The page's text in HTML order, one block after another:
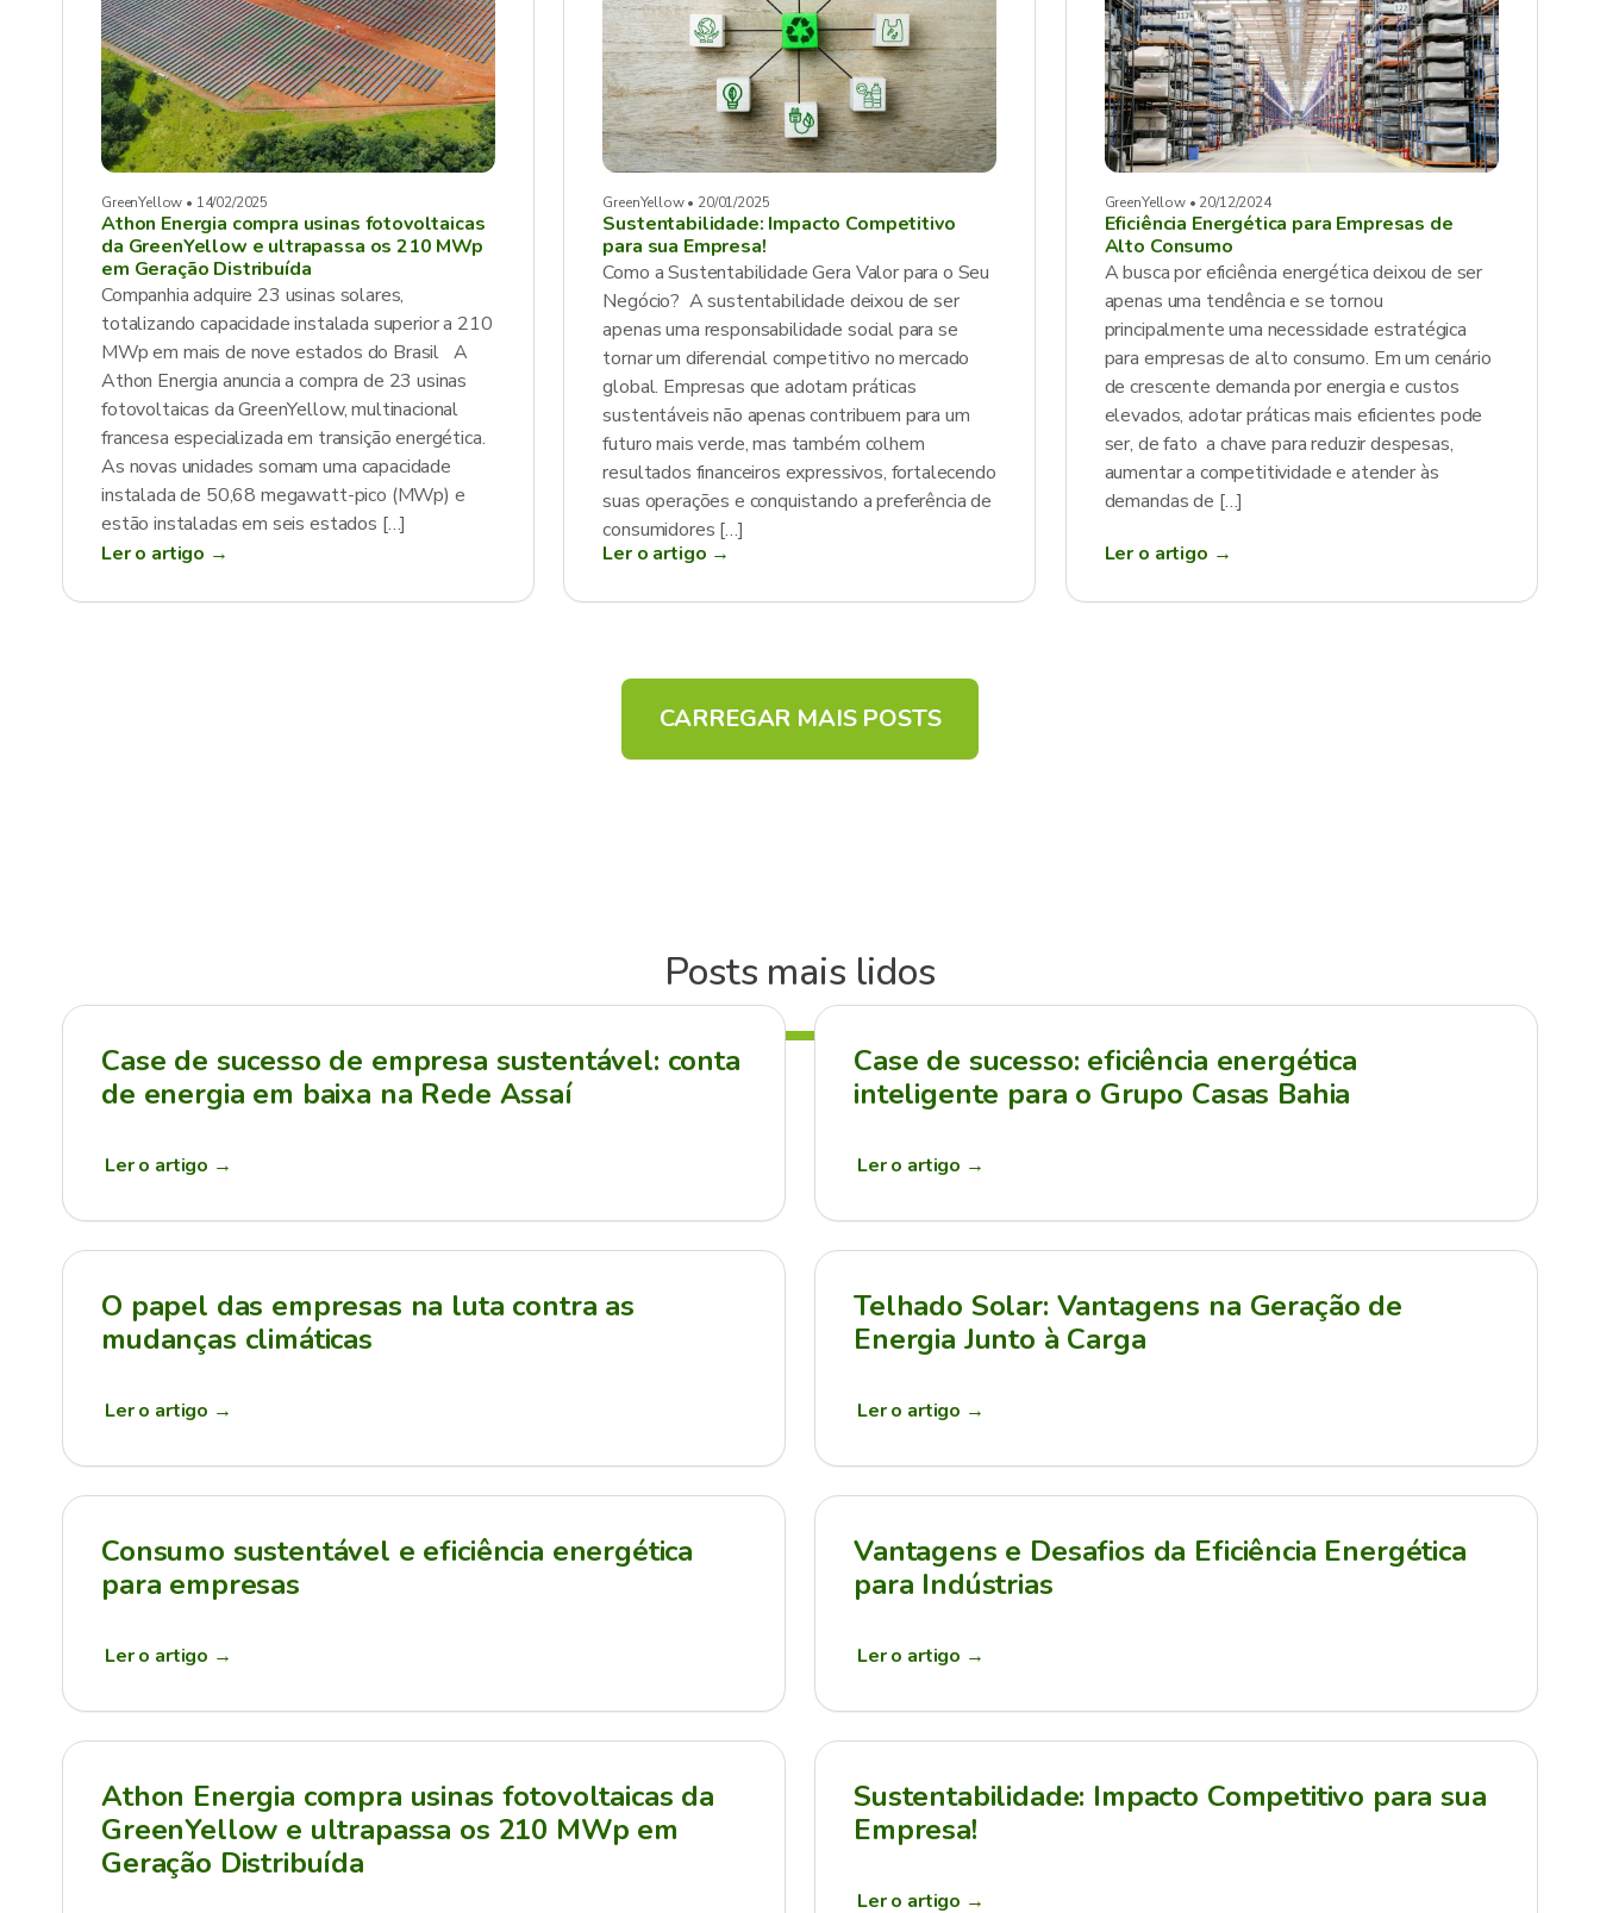
GreenYellow • 14/02/2025
Athon Energia compra usinas fotovoltaicas
da GreenYellow e ultrapassa os 210 MWp
em Geração Distribuída
Companhia adquire 23 usinas solares,
totalizando capacidade instalada superior a 210
MWp em mais de nove estados do Brasil A
Athon Energia anuncia a compra de 23 usinas
fotovoltaicas da GreenYellow, multinacional
francesa especializada em transição energética.
As novas unidades somam uma capacidade
instalada de 50,68 megawatt-pico (MWp) e
estão instaladas em seis estados […]
Ler o artigo →
GreenYellow • 20/01/2025
Sustentabilidade: Impacto Competitivo
para sua Empresa!
Como a Sustentabilidade Gera Valor para o Seu
Negócio? A sustentabilidade deixou de ser
apenas uma responsabilidade social para se
tornar um diferencial competitivo no mercado
global. Empresas que adotam práticas
sustentáveis não apenas contribuem para um
futuro mais verde, mas também colhem
resultados financeiros expressivos, fortalecendo
suas operações e conquistando a preferência de
consumidores […]
Ler o artigo →
GreenYellow • 20/12/2024
Eficiência Energética para Empresas de
Alto Consumo
A busca por eficiência energética deixou de ser
apenas uma tendência e se tornou
principalmente uma necessidade estratégica
para empresas de alto consumo. Em um cenário
de crescente demanda por energia e custos
elevados, adotar práticas mais eficientes pode
ser, de fato a chave para reduzir despesas,
aumentar a competitividade e atender às
demandas de […]
Ler o artigo →
CARREGAR MAIS POSTS
Posts mais lidos
Case de sucesso de empresa sustentável: conta
de energia em baixa na Rede Assaí
Ler o artigo →
Case de sucesso: eficiência energética
inteligente para o Grupo Casas Bahia
Ler o artigo →
O papel das empresas na luta contra as
mudanças climáticas
Ler o artigo →
Telhado Solar: Vantagens na Geração de
Energia Junto à Carga
Ler o artigo →
Consumo sustentável e eficiência energética
para empresas
Ler o artigo →
Vantagens e Desafios da Eficiência Energética
para Indústrias
Ler o artigo →
Athon Energia compra usinas fotovoltaicas da
GreenYellow e ultrapassa os 210 MWp em
Geração Distribuída
Sustentabilidade: Impacto Competitivo para sua
Empresa!
Ler o artigo →